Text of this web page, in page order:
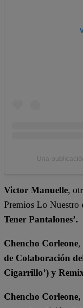
Una
Victor Manuelle,
Premios Lo Nuestro
Tener Pantalones’.
Chencho Corleone,
de Colaboración
Cigarrillo’) y
Chencho